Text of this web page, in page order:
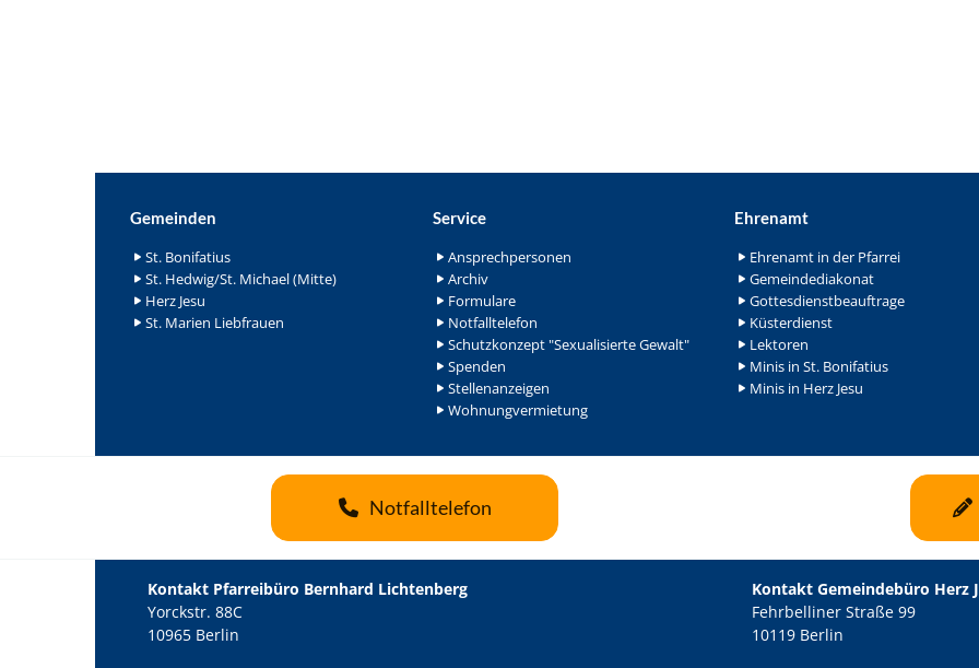
Gemeinden
St. Bonifatius
St. Hedwig/St. Michael (Mitte)
Herz Jesu
St. Marien Liebfrauen
Service
Ansprechpersonen
Archiv
Formulare
Notfalltelefon
Schutzkonzept "Sexualisierte Gewalt"
Spenden
Stellenanzeigen
Wohnungvermietung
Ehrenamt
Ehrenamt in der Pfarrei
Gemeindediakonat
Gottesdienstbeauftrage
Küsterdienst
Lektoren
Minis in St. Bonifatius
Minis in Herz Jesu
Notfalltelefon
Kontakt Pfarreibüro Bernhard Lichtenberg
Yorckstr. 88C
10965 Berlin
Kontakt Gemeindebüro Herz
Fehrbelliner Straße 99
10119 Berlin